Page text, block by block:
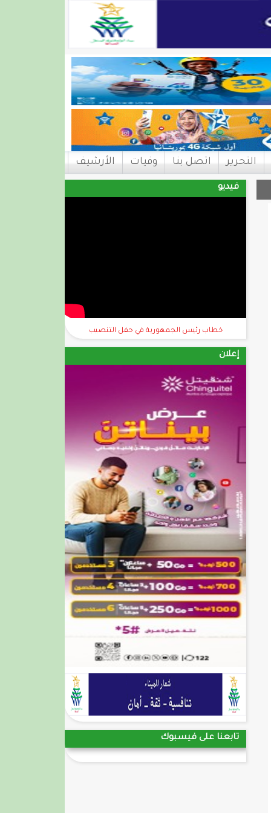
التحرير اتصل بنا وفيات الأرشيف
فيديو
خطاب رئيس الجمهورية في حفل التنصيب
إعلان
تابعنا على فيسبوك